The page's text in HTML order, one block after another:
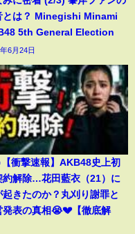
とは？ Minegishi Minami
5th General Election
6月24日
【衝撃速報】AKB48史上初
約解除…花田藍衣（21）に
起きたのか？丸刈り謝罪と
発表の真相😭💔【徹底解